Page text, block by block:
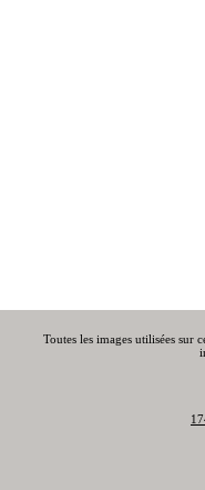
Toutes les images utilisées sur